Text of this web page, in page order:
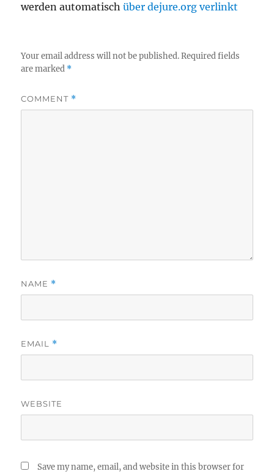
werden automatischüber dejure.org verlinkt
Your email address will not be published. Required fields
are marked *
COMMENT *
NAME *
EMAIL *
WEBSITE
Save my name, email, and website in this browser for